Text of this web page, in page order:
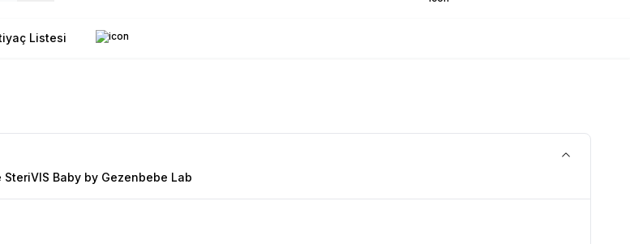
Listesi
Baby by Gezenbebe Lab